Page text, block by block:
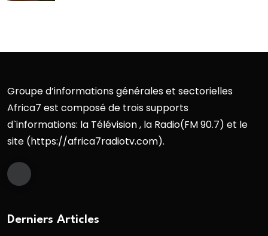
Groupe d’informations générales et sectorielles
Africa7 est composé de trois supports
d`informations: la Télévision , la Radio(FM 90.7) et le
site (https://africa7radiotv.com).
Derniers Articles